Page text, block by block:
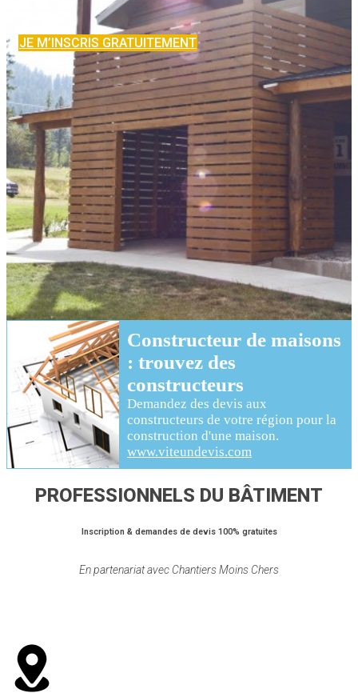
JE M’INSCRIS GRATUITEMENT
Constructeur de maisons
: trouvez des
constructeurs
Demandez des devis aux
constructeurs de votre région pour la
construction d'une maison.
www.viteundevis.com
PROFESSIONNELS DU BÂTIMENT
Inscription & demandes de devis 100% gratuites
En partenariat avec Chantiers Moins Chers